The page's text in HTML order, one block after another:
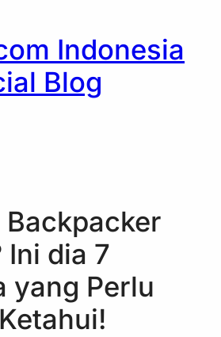
Indonesia
Blog
Backpacker
Ini dia 7
yang Perlu